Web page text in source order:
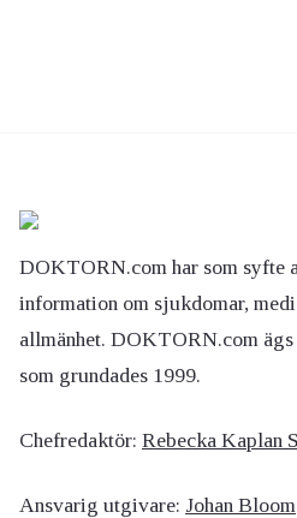
DOKTORN.com har som syfte
information om sjukdomar,
allmänhet. DOKTORN.com
som grundades 1999.
Chefredaktör: Rebecka Kaplan
Ansvarig utgivare: Johan Bloom